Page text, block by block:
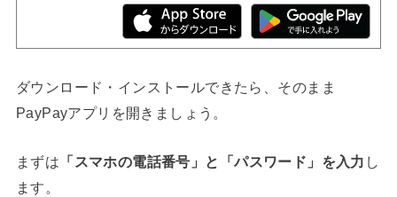
ダウンロード・インストールできたら、そのまま
PayPayアプリを開きましょう。
まずは 「スマホの電話番号」と「パスワード」を入力 し
ます。